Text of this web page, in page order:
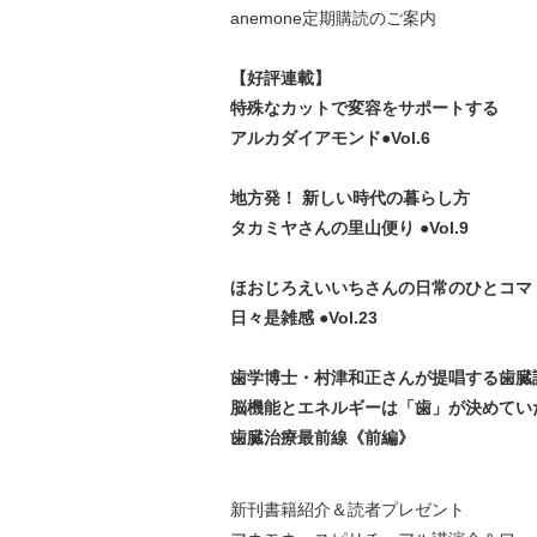
anemone定期購読のご案内
【好評連載】
特殊なカットで変容をサポートする
アルカダイアモンド●Vol.6
地方発！ 新しい時代の暮らし方
タカミヤさんの里山便り ●Vol.9
ほおじろえいいちさんの日常のひとコマ
日々是雑感 ●Vol.23
歯学博士・村津和正さんが提唱する歯臓
脳機能とエネルギーは「歯」が決めてい
歯臓治療最前線《前編》
新刊書籍紹介＆読者プレゼント